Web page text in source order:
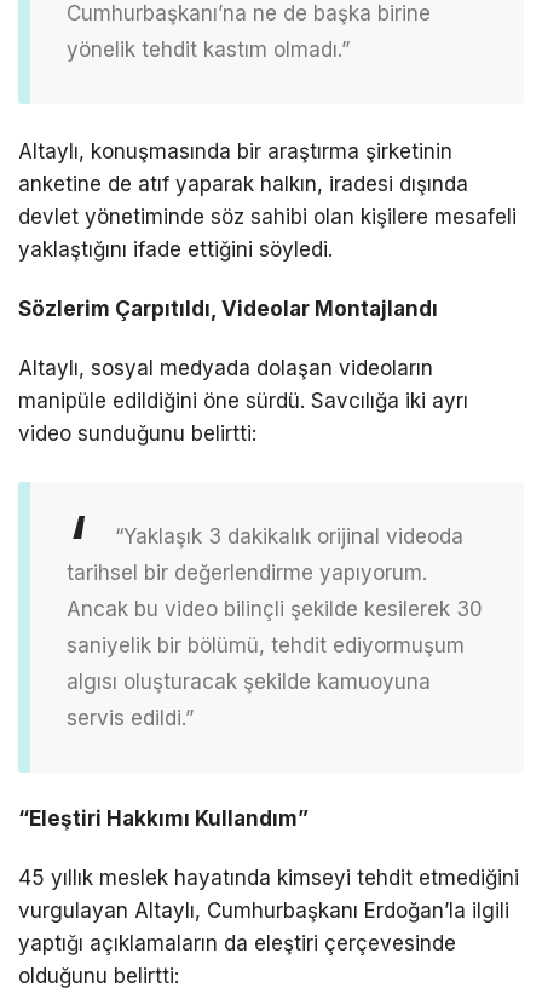
Cumhurbaşkanı’na ne de başka birine
yönelik tehdit kastım olmadı.”
Altaylı, konuşmasında bir araştırma şirketinin
anketine de atıf yaparak halkın, iradesi dışında
devlet yönetiminde söz sahibi olan kişilere mesafeli
yaklaştığını ifade ettiğini söyledi.
Sözlerim Çarpıtıldı, Videolar Montajlandı
Altaylı, sosyal medyada dolaşan videoların
manipüle edildiğini öne sürdü. Savcılığa iki ayrı
video sunduğunu belirtti:
“Yaklaşık 3 dakikalık orijinal videoda
tarihsel bir değerlendirme yapıyorum.
Ancak bu video bilinçli şekilde kesilerek 30
saniyelik bir bölümü, tehdit ediyormuşum
algısı oluşturacak şekilde kamuoyuna
servis edildi.”
“Eleştiri Hakkımı Kullandım”
45 yıllık meslek hayatında kimseyi tehdit etmediğini
vurgulayan Altaylı, Cumhurbaşkanı Erdoğan’la ilgili
yaptığı açıklamaların da eleştiri çerçevesinde
olduğunu belirtti: